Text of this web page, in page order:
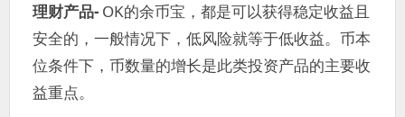
理财产品- OK的余币宝，都是可以获得稳定收益且
安全的，一般情况下，低风险就等于低收益。币本
位条件下，币数量的增长是此类投资产品的主要收
益重点。